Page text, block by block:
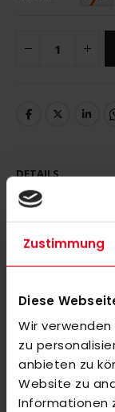
Zustimmung
Diese
Wir
zu
anbieten zu
Website zu
Informationen
DETAILS
MEHR
ÄHNLICHE
Markieren Sie die
oderAlle